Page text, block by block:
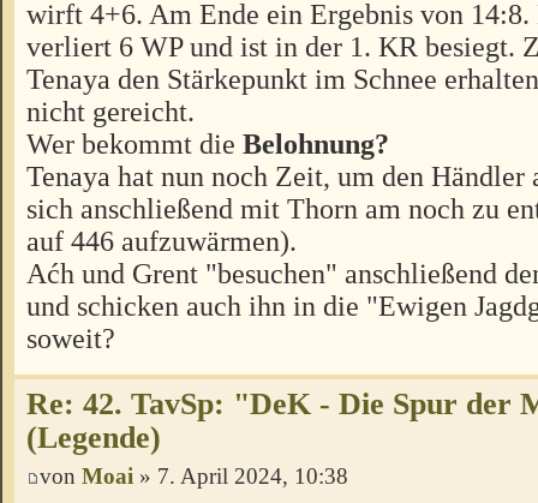
wirft 4+6. Am Ende ein Ergebnis von 14:8.
verliert 6 WP und ist in der 1. KR besiegt.
Tenaya den Stärkepunkt im Schnee
nicht gereicht.
Wer bekommt die Belohnung?
Tenaya hat nun noch Zeit, um den Händler
sich anschließend mit Thorn am noch zu
auf 446 aufzuwärmen).
Aćh und Grent "besuchen" anschließend
und schicken auch ihn in die "Ewigen
soweit?
Re: 42. TavSp: "DeK - Die Spur der
(Legende)
von Moai » 7. April 2024, 10:38